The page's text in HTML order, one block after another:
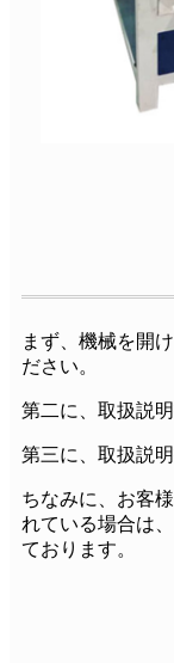
まず、機械を開
ださい。
第二に、取扱説
第三に、取扱説
ちなみに、お客
れている場合は
ております。